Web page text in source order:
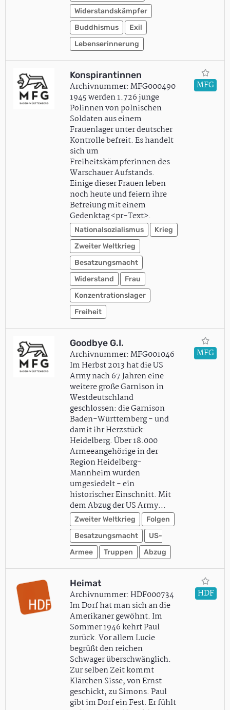
Widerstandskämpfer
Buddhismus
Exil
Lebenserinnerung
Konspirantinnen
Archivnummer: MFG000490
1945 werden 1.726 junge
Polinnen von polnischen
Soldaten aus einem
Frauenlager unter deutscher
Kontrolle befreit. Es handelt
sich um
Freiheitskämpferinnen des
Warschauer Aufstands.
Einige dieser Frauen leben
noch heute und feiern ihre
Befreiung mit einem
Gedenktag <pr-Text>.
Nationalsozialismus
Krieg
Zweiter Weltkrieg
Besatzungsmacht
Widerstand
Frau
Konzentrationslager
Freiheit
MFG
Goodbye G.I.
Archivnummer: MFG001046
Im Herbst 2013 hat die US
Army nach 67 Jahren eine
weitere große Garnison in
Westdeutschland
geschlossen: die Garnison
Baden-Württemberg - und
damit ihr Herzstück:
Heidelberg. Über 18.000
Armeeangehörige in der
Region Heidelberg-
Mannheim wurden
umgesiedelt - ein
historischer Einschnitt. Mit
dem Abzug der US Army…
Zweiter Weltkrieg
Folgen
Besatzungsmacht
US-
Armee
Truppen Abzug
MFG
Heimat
Archivnummer: HDF000734
Im Dorf hat man sich an die
Amerikaner gewöhnt. Im
Sommer 1946 kehrt Paul
zurück. Vor allem Lucie
begrüßt den reichen
Schwager überschwänglich.
Zur selben Zeit kommt
Klärchen Sisse, von Ernst
geschickt, zu Simons. Paul
gibt im Dorf ein Fest. Er fühlt
HDF